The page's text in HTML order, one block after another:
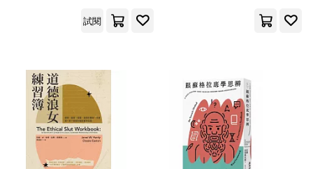
郭品潔(3)
鈴木敏夫(3)
華中科技大學出版社(12)
上海交通大學出版社(11)
人民郵電出版社(11)
試閱